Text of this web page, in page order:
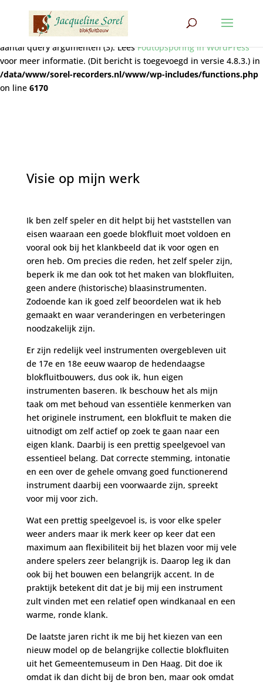
: Functie wpdb::prepare werd
aangeroepen. De
query bevat niet het juiste aantal plaatshouders (2) voor het
aantal query argumenten (3). LeesFoutopsporing in WordPress
voor meer informatie. (Dit bericht is toegevoegd in versie 4.8.3.) in
/data/www/sorel-recorders.nl/www/wp-includes/functions.php
on line 6170
Visie op mijn werk
Ik ben zelf speler en dit helpt bij het vaststellen van
eisen waaraan een goede blokfluit moet voldoen en
vooral ook bij het klankbeeld dat ik voor ogen en
oren heb. Om precies die reden, het zelf speler zijn,
beperk ik me dan ook tot het maken van blokfluiten,
geen andere (historische) blaasinstrumenten.
Zodoende kan ik goed zelf beoordelen wat ik heb
gemaakt en waar veranderingen en verbeteringen
noodzakelijk zijn.
Er zijn redelijk veel instrumenten overgebleven uit
de 17e en 18e eeuw waarop de hedendaagse
blokfluitbouwers, dus ook ik, hun eigen
instrumenten baseren. Ik beschouw het als mijn
taak om met behoud van essentiële kenmerken van
het originele instrument, een blokfluit te maken die
uitnodigt om zelf actief op zoek te gaan naar een
eigen klank. Daarbij is een prettig speelgevoel van
essentieel belang. Dat correcte stemming, intonatie
en een over de gehele omvang goed functionerend
instrument daarbij een voorwaarde zijn, spreekt
voor mij voor zich.
Wat een prettig speelgevoel is, is voor elke speler
weer anders maar ik merk keer op keer dat een
maximum aan flexibiliteit bij het blazen voor mij vele
andere spelers zeer belangrijk is. Daarop leg ik dan
ook bij het bouwen een belangrijk accent. In de
praktijk betekent dit dat je bij mij een instrument
zult vinden met een relatief open windkanaal en een
warme, ronde klank.
De laatste jaren richt ik me bij het kiezen van een
nieuw model op de belangrijke collectie blokfluiten
uit het Gemeentemuseum in Den Haag. Dit doe ik
omdat ik dan dicht bij de bron ben, maar ook omdat